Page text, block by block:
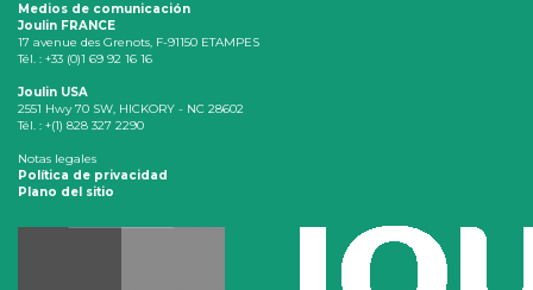
Medios de comunicación
Joulin FRANCE
17 avenue des Grenots, F-91150 ETAMPES
Tél. : +33 (0)1 69 92 16 16
Joulin USA
2551 Hwy 70 SW, HICKORY - NC 28602
Tél. : +(1) 828 327 2290
Notas legales
Política de privacidad
Plano del sitio